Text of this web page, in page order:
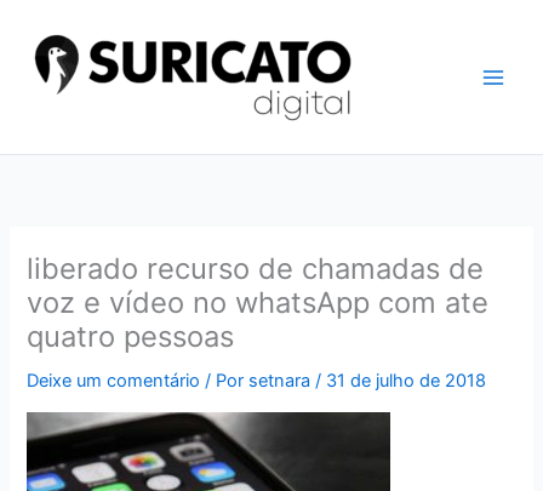
conteúdo
liberado recurso de chamadas de
voz e vídeo no whatsApp com ate
quatro pessoas
Deixe um comentário / Por setnara/ 31 de julho de 2018